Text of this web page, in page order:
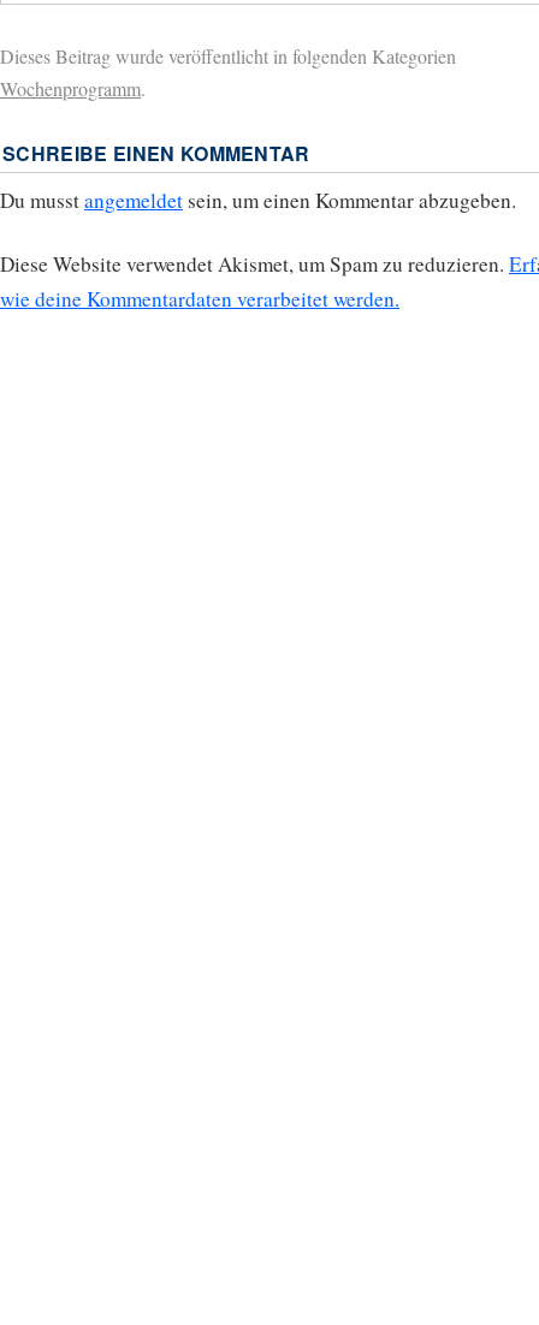
Dieses Beitrag wurde veröffentlicht in folgenden Kategorien
Wochenprogramm.
SCHREIBE EINEN KOMMENTAR
Du musstangemeldet sein, um einen Kommentar abzugeben.
Diese Website verwendet Akismet, um Spam zu reduzieren.
wie deine Kommentardaten verarbeitet werden.